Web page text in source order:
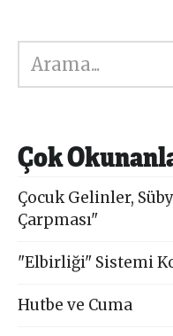
Ara
Çok
Çocuk Gelinler,
Çarpması"
"Elbirliği" Sistemi
Hutbe ve Cuma